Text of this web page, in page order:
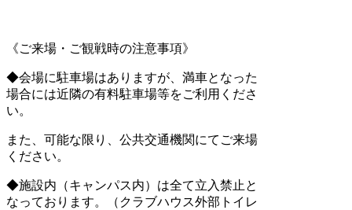
《ご来場・ご観戦時の注意事項》
◆会場に駐車場はありますが、満車となった
場合には近隣の有料駐車場等をご利用くださ
い。
また、可能な限り、公共交通機関にてご来場
ください。
◆施設内（キャンパス内）は全て立入禁止と
なっております。（クラブハウス外部トイレ